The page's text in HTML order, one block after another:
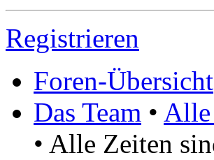
Registrieren
Foren-Übersicht
Das Team • Alle
• Alle Zeiten